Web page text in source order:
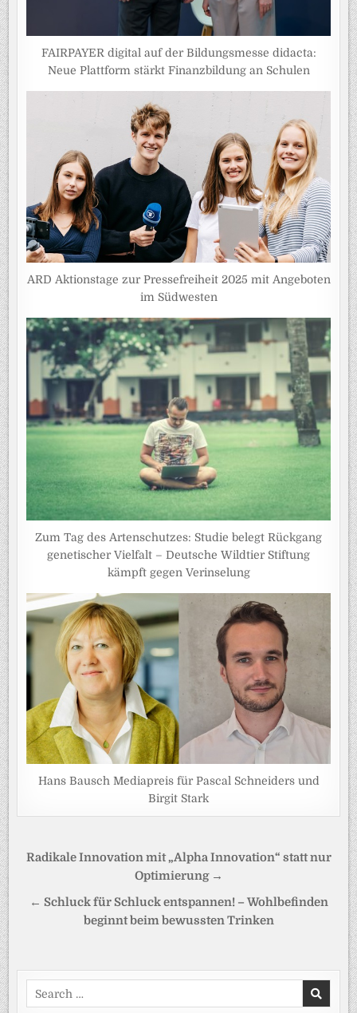
FAIRPAYER digital auf der Bildungsmesse didacta:
Neue Plattform stärkt Finanzbildung an Schulen
ARD Aktionstage zur Pressefreiheit 2025 mit Angeboten
im Südwesten
Zum Tag des Artenschutzes: Studie belegt Rückgang
genetischer Vielfalt – Deutsche Wildtier Stiftung
kämpft gegen Verinselung
Hans Bausch Mediapreis für Pascal Schneiders und
Birgit Stark
Beitragsnavigation
Radikale Innovation mit „Alpha Innovation“ statt nur
Optimierung →
← Schluck für Schluck entspannen! – Wohlbefinden
beginnt beim bewussten Trinken
Search
for: